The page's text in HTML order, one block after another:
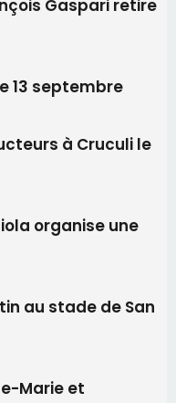
organise une
au stade de San
Marie et
en Corse pour
?